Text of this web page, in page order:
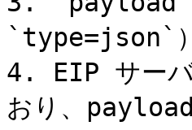
`type=json`
4. EIP サーバ
おり、